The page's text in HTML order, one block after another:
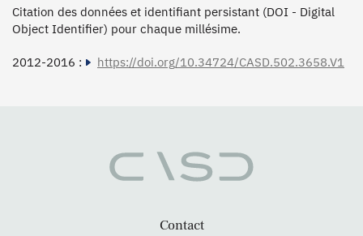
Citation des données et identifiant persistant (DOI - Digital
Object Identifier) pour chaque millésime.
2012-2016 : https://doi.org/10.34724/CASD.502.3658.V1
Contact